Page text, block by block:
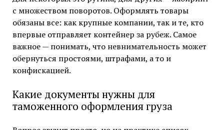
с множеством поворотов. Оформлять товары
обязаны все: как крупные компании, так и те, кто
впервые отправляет контейнер за рубеж. Самое
важное — понимать, что невнимательность может
обернуться простоями, штрафами, а то и
конфискацией.
Какие документы нужны для
таможенного оформления груза